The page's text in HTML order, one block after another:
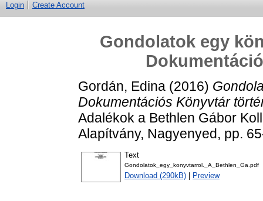
Login Create Account
Gondolatok egy
Gordán, Edina (2016)
Dokumentációs Könyvtár
Adalékok a Bethlen Gábor
Alapítvány, Nagyenyed, pp.
Text
Gondolatok_egy_konyvtarrol._A_Bethlen_Ga.pdf
Download (290kB) Preview